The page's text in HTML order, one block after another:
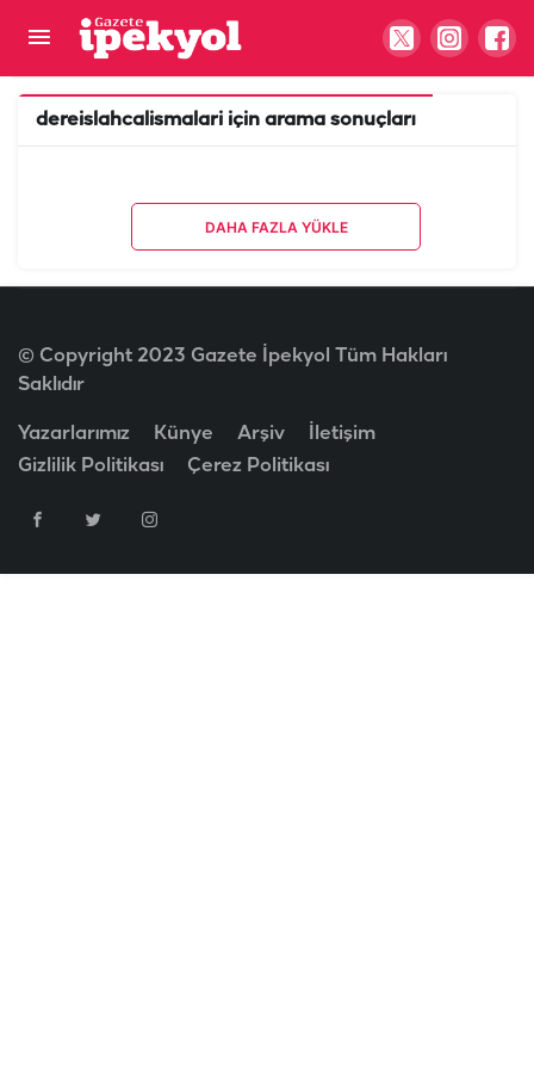
dereislahcalismalari için arama sonuçları
DAHA FAZLA YÜKLE
© Copyright 2023 Gazete İpekyol Tüm Hakları
Saklıdır
Yazarlarımız Künye Arşiv
İletişim
Gizlilik Politikası
Çerez Politikası